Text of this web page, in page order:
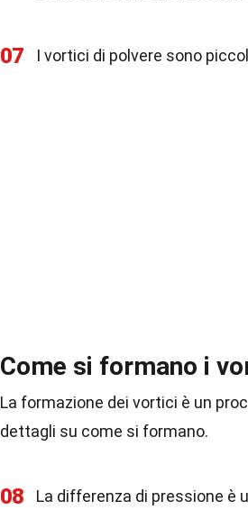
07 I vortici di polvere sono
Come si formano i
La formazione dei vortici è un
dettagli su come si formano.
08
La differenza di pressione è